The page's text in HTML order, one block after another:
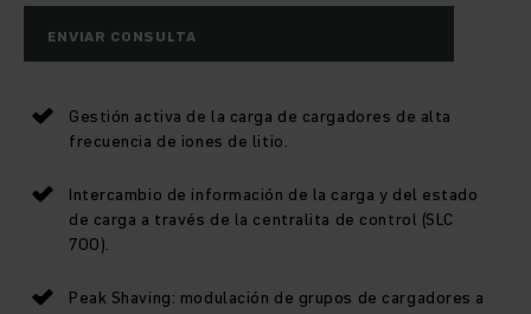
ENVIAR CONSULTA
Gestión activa de la carga de cargadores de alta
frecuencia de iones de litio.
Intercambio de información de la carga y del estado
de carga a través de la centralita de control (SLC
700).
Peak Shaving: modulación de grupos de cargadores a